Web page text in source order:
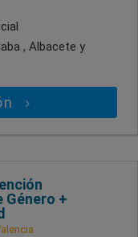
, Albacete y
Género +